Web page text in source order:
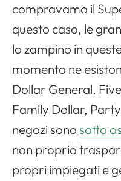
compravamo il
questo caso, le
lo zampino in
momento ne
Dollar General,
Family Dollar,
negozi sonosotto
non proprio
propri impiegati e